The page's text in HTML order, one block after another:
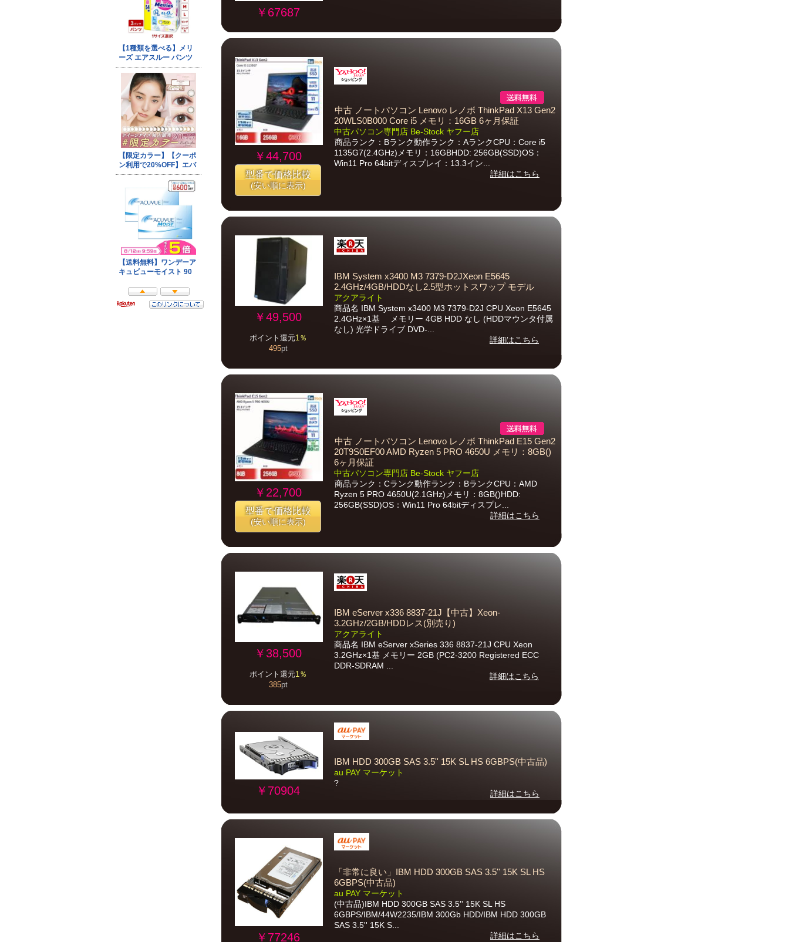
￥67687
￥44,700
型番で価格比較
(安い順に表示)
中古 ノートパソコン Lenovo レノボ ThinkPad X13 Gen2
20WLS0B000 Core i5 メモリ：16GB 6ヶ月保証
中古パソコン専門店 Be-Stock ヤフー店
商品ランク：Bランク動作ランク：AランクCPU：Core i5
1135G7(2.4GHz)メモリ：16GBHDD: 256GB(SSD)OS：
Win11 Pro 64bitディスプレイ：13.3イン...
詳細はこちら
￥49,500
ポイント還元1％
495pt
IBM System x3400 M3 7379-D2JXeon E5645
2.4GHz/4GB/HDDなし2.5型ホットスワップ モデル
アクアライト
商品名 IBM System x3400 M3 7379-D2J CPU Xeon E5645
2.4GHz×1基 メモリー 4GB HDD なし (HDDマウンタ付属
なし) 光学ドライブ DVD-...
詳細はこちら
￥22,700
型番で価格比較
(安い順に表示)
中古 ノートパソコン Lenovo レノボ ThinkPad E15 Gen2
20T9S0EF00 AMD Ryzen 5 PRO 4650U メモリ：8GB()
6ヶ月保証
中古パソコン専門店 Be-Stock ヤフー店
商品ランク：Cランク動作ランク：BランクCPU：AMD
Ryzen 5 PRO 4650U(2.1GHz)メモリ：8GB()HDD:
256GB(SSD)OS：Win11 Pro 64bitディスプレ...
詳細はこちら
￥38,500
ポイント還元1％
385pt
IBM eServer x336 8837-21J【中古】Xeon-
3.2GHz/2GB/HDDレス(別売り)
アクアライト
商品名 IBM eServer xSeries 336 8837-21J CPU Xeon
3.2GHz×1基 メモリー 2GB (PC2-3200 Registered ECC
DDR-SDRAM ...
詳細はこちら
￥70904
IBM HDD 300GB SAS 3.5'' 15K SL HS 6GBPS(中古品)
au PAY マーケット
?
詳細はこちら
￥77246
「非常に良い」IBM HDD 300GB SAS 3.5'' 15K SL HS
6GBPS(中古品)
au PAY マーケット
(中古品)IBM HDD 300GB SAS 3.5'' 15K SL HS
6GBPS/IBM/44W2235/IBM 300Gb HDD/IBM HDD 300GB
SAS 3.5'' 15K S...
詳細はこちら